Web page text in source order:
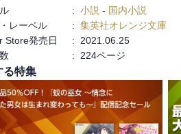
: 小説 - 国内小説
レーベル
: 集英社オレンジ文庫
Store発売日
: 2021.06.25
: 224ページ
る特集